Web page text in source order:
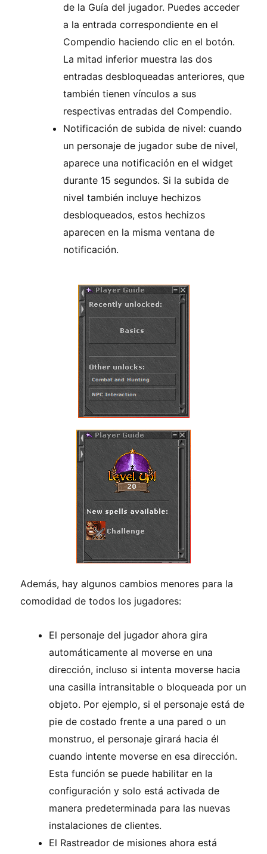
de la Guía del jugador. Puedes acceder
a la entrada correspondiente en el
Compendio haciendo clic en el botón.
La mitad inferior muestra las dos
entradas desbloqueadas anteriores, que
también tienen vínculos a sus
respectivas entradas del Compendio.
Notificación de subida de nivel: cuando
un personaje de jugador sube de nivel,
aparece una notificación en el widget
durante 15 segundos. Si la subida de
nivel también incluye hechizos
desbloqueados, estos hechizos
aparecen en la misma ventana de
notificación.
Además, hay algunos cambios menores para la
comodidad de todos los jugadores:
El personaje del jugador ahora gira
automáticamente al moverse en una
dirección, incluso si intenta moverse hacia
una casilla intransitable o bloqueada por un
objeto. Por ejemplo, si el personaje está de
pie de costado frente a una pared o un
monstruo, el personaje girará hacia él
cuando intente moverse en esa dirección.
Esta función se puede habilitar en la
configuración y solo está activada de
manera predeterminada para las nuevas
instalaciones de clientes.
El Rastreador de misiones ahora está